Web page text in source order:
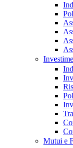
Mutui e